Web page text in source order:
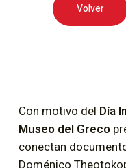
Volver
Con motivo del Día
Museo del Greco
conectan